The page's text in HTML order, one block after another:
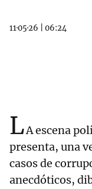
11·05·26 06:24
LA escena
presenta, una
casos de
anecdóticos,